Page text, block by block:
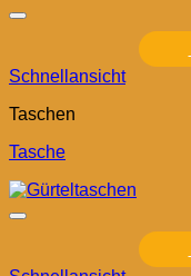
Schnellansicht
Taschen
Tasche